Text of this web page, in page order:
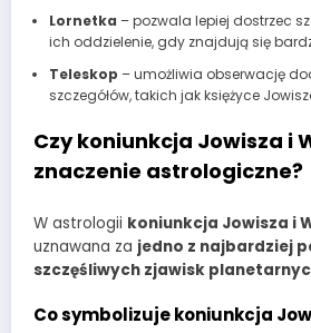
Lornetka – pozwala lepiej dostrzec
ich oddzielenie, gdy znajdują się
Teleskop – umożliwia obserwację
szczegółów, takich jak księżyce
Czy koniunkcja Jowisza i
znaczenie astrologiczne?
W astrologii koniunkcja Jowisza i
uznawana za jedno z najbardziej
szczęśliwych zjawisk
Co symbolizuje koniunkcja